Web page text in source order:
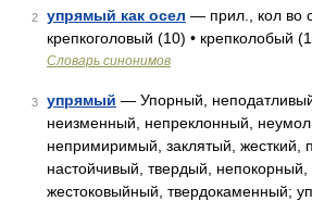
2 упрямый как осел — прил., кол во
крепкоголовый (10) • крепколобый
Словарь синонимов
3 упрямый — Упорный,
неизменный, непреклонный,
непримиримый, заклятый, жесткий,
настойчивый, твердый,
жестоковыйный, твердокаменный;